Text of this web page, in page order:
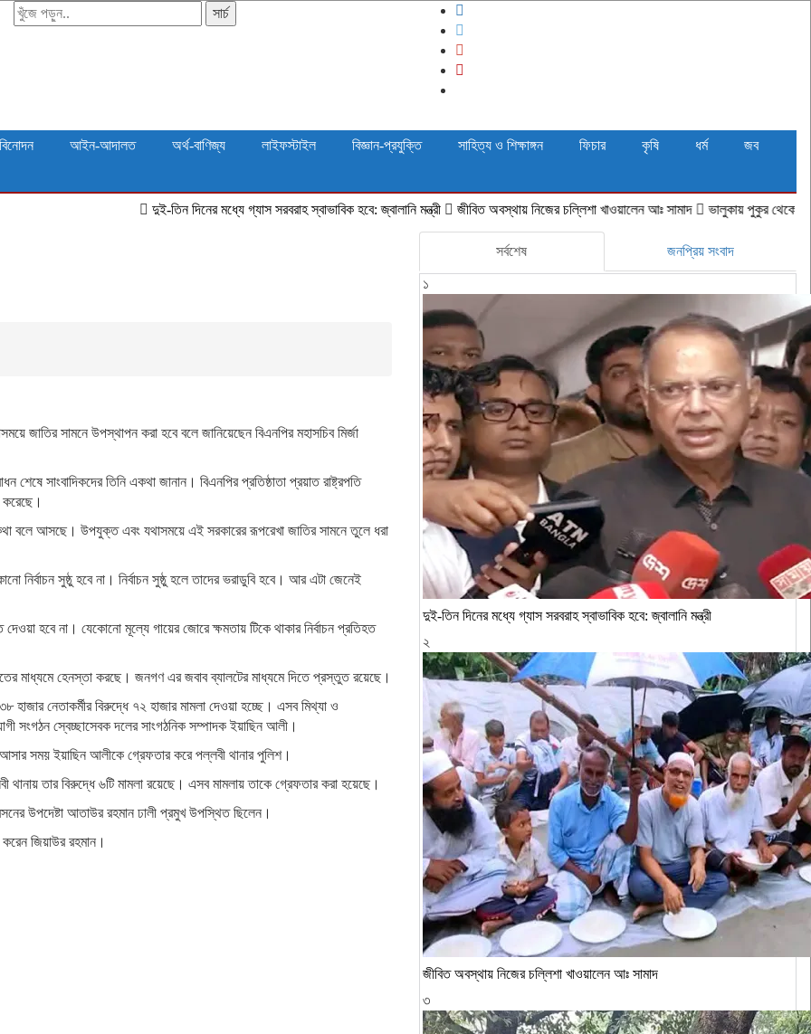
সার্চ
বিনোদন আইন-আদালত অর্থ-বাণিজ্য লাইফস্টাইল বিজ্ঞান-প্রযুক্তি সাহিত্য ও শিক্ষাঙ্গন ফিচার কৃষি ধর্ম
জব
দুই-তিন দিনের মধ্যে গ্যাস সরবরাহ স্বাভাবিক হবে: জ্বালানি মন্ত্রী জীবিত অবস্থায় নিজের চল্লিশা খাওয়ালেন আঃ সামাদ ভালুকায় পুকুর থেকে যুবকের লাশ
জাতির সামনে উপস্থাপন করা হবে বলে জানিয়েছেন বিএনপির মহাসচিব মির্জা
শেষে সাংবাদিকদের তিনি একথা জানান। বিএনপির প্রতিষ্ঠাতা প্রয়াত রাষ্ট্রপতি
করেছে।
বলে আসছে। উপযুক্ত এবং যথাসময়ে এই সরকারের রূপরেখা জাতির সামনে তুলে ধরা
নির্বাচন সুষ্ঠু হবে না। নির্বাচন সুষ্ঠু হলে তাদের ভরাডুবি হবে। আর এটা জেনেই
হবে না। যেকোনো মূল্যে গায়ের জোরে ক্ষমতায় টিকে থাকার নির্বাচন প্রতিহত
মাধ্যমে হেনস্তা করছে। জনগণ এর জবাব ব্যালটের মাধ্যমে দিতে প্রস্তুত রয়েছে।
নেতাকর্মীর বিরুদ্ধে ৭২ হাজার মামলা দেওয়া হচ্ছে। এসব মিথ্যা ও
সংগঠন স্বেচ্ছাসেবক দলের সাংগঠনিক সম্পাদক ইয়াছিন আলী।
আসার সময় ইয়াছিন আলীকে গ্রেফতার করে পল্লবী থানার পুলিশ।
থানায় তার বিরুদ্ধে ৬টি মামলা রয়েছে। এসব মামলায় তাকে গ্রেফতার করা হয়েছে।
উপদেষ্টা আতাউর রহমান ঢালী প্রমুখ উপস্থিত ছিলেন।
জিয়াউর রহমান।
সর্বশেষ জনপ্রিয় সংবাদ
১
দুই-তিন দিনের মধ্যে গ্যাস সরবরাহ স্বাভাবিক হবে: জ্বালানি মন্ত্রী
২
জীবিত অবস্থায় নিজের চল্লিশা খাওয়ালেন আঃ সামাদ
৩